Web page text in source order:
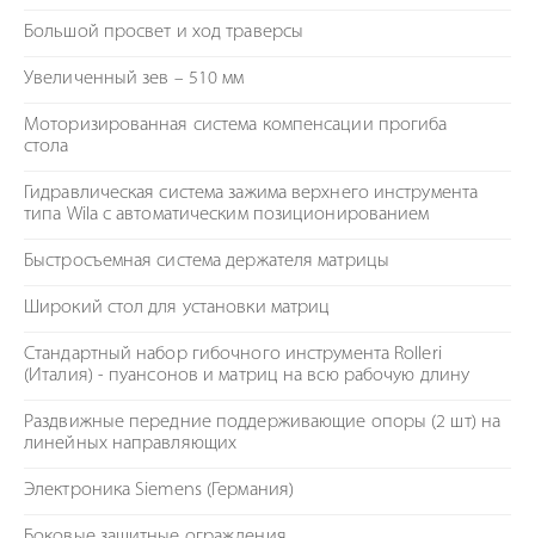
Большой просвет и ход траверсы
Увеличенный зев – 510 мм
Моторизированная система компенсации прогиба
стола
Гидравлическая система зажима верхнего инструмента
типа Wila с автоматическим позиционированием
Быстросъемная система держателя матрицы
Широкий стол для установки матриц
Стандартный набор гибочного инструмента Rolleri
(Италия) - пуансонов и матриц на всю рабочую длину
Раздвижные передние поддерживающие опоры (2 шт) на
линейных направляющих
Электроника Siemens (Германия)